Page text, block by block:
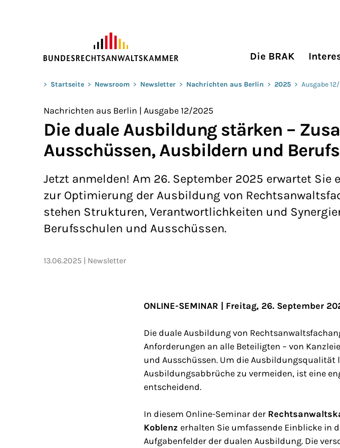
Die BRAK
Sie befinden sich hier:
> Startseite > Newsroom > Newsletter > Nachrichten aus Berlin > 2025 > Ausgabe
Nachrichten aus Berlin | Ausgabe 12/2025
Die duale Ausbildung stärken –
Ausschüssen, Ausbildern und
Jetzt anmelden! Am 26. September 2025 erwartet Sie
zur Optimierung der Ausbildung von
stehen Strukturen, Verantwortlichkeiten und
Berufsschulen und Ausschüssen.
13.06.2025 Newsletter
ONLINE-SEMINAR | Freitag, 26. September
Die duale Ausbildung von
Anforderungen an alle Beteiligten – von
und Ausschüssen. Um die
Ausbildungsabbrüche zu vermeiden, ist eine
entscheidend.
In diesem Online-Seminar der
Koblenz erhalten Sie umfassende Einblicke in
Aufgabenfelder der dualen Ausbildung. Die